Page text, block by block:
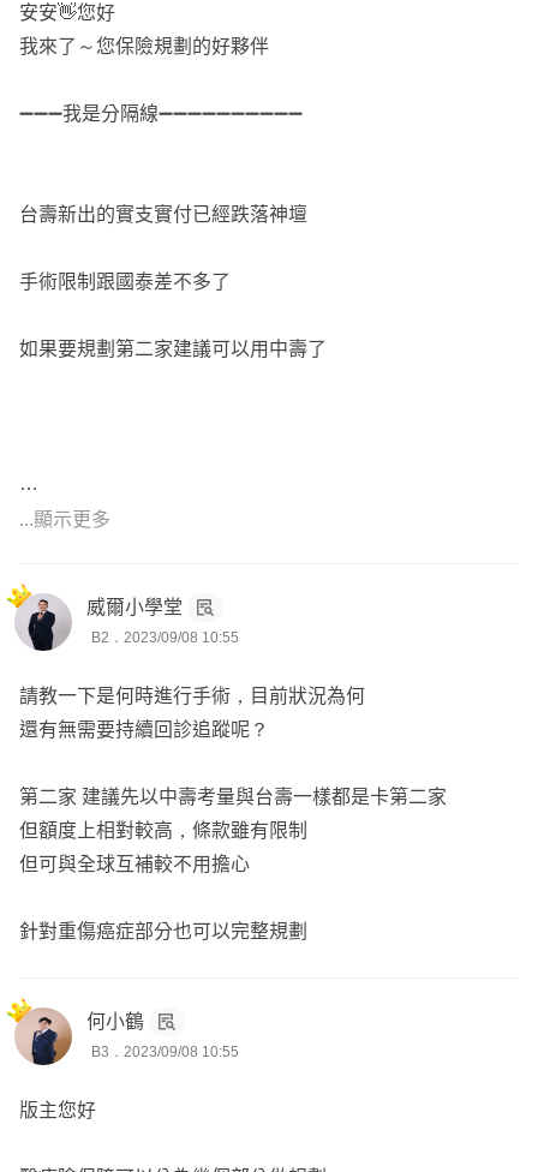
安安👋您好
我來了～您保險規劃的好夥伴
➖➖➖我是分隔線➖➖➖➖➖➖➖➖➖➖
台壽新出的實支實付已經跌落神壇
手術限制跟國泰差不多了
如果要規劃第二家建議可以用中壽了
➖➖➖➖➖➖➖➖➖➖➖分隔線是我➖➖
✨如沒有認識的保經業務員，我這也可以協助處理喔~✨
🛎歡迎點選右上【傳送訊息】聊聊討論!~🛎
☀️ 全台北中南皆有客戶
☀️ 夫妻雙業務專屬服務
☀️ 不強迫不推銷佛系成交
☀️ 提供保單整理系統專屬帳號
☀️ 歡迎同業合作/正兼職增加收入
...顯示更多
威爾小學堂
B2．2023/09/08 10:55
請教一下是何時進行手術，目前狀況為何
還有無需要持續回診追蹤呢？
第二家 建議先以中壽考量與台壽一樣都是卡第二家
但額度上相對較高，條款雖有限制
但可與全球互補較不用擔心
針對重傷癌症部分也可以完整規劃
何小鶴
B3．2023/09/08 10:55
版主您好